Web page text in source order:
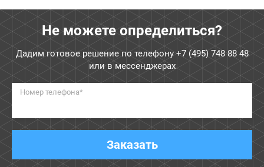
Не можете определиться?
Дадим готовое решение по телефону +7 (495) 748 88 48
или в мессенджерах
Номер телефона*
Заказать